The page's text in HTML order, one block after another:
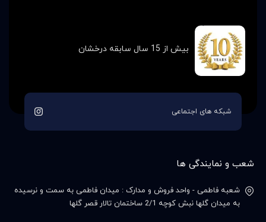
بیش از 15 سال سابقه درخشان
شبکه های اجتماعی
شعب و نمایندگی ها
شعبه فاطمی - واحد فروش و مدارک : میدان فاطمی به سمت و نرسیده
به میدان گلها نبش کوچه 2/1 ساختمان تالار قصر گلها